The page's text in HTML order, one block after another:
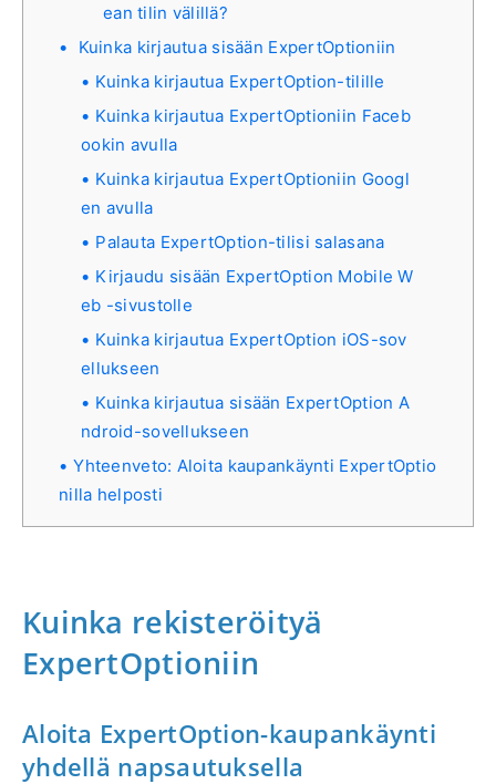
ean tilin välillä?
Kuinka kirjautua sisään ExpertOptioniin
Kuinka kirjautua ExpertOption-tilille
Kuinka kirjautua ExpertOptioniin Faceb
ookin avulla
Kuinka kirjautua ExpertOptioniin Googl
en avulla
Palauta ExpertOption-tilisi salasana
Kirjaudu sisään ExpertOption Mobile W
eb -sivustolle
Kuinka kirjautua ExpertOption iOS-sov
ellukseen
Kuinka kirjautua sisään ExpertOption A
ndroid-sovellukseen
Yhteenveto: Aloita kaupankäynti ExpertOptio
nilla helposti
Kuinka rekisteröityä
ExpertOptioniin
Aloita ExpertOption-kaupankäynti
yhdellä napsautuksella